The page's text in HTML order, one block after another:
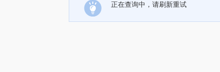
正在查询中，请刷新重试